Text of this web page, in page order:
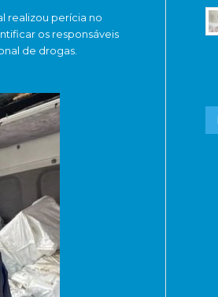
realizou perícia no
os responsáveis
de drogas.